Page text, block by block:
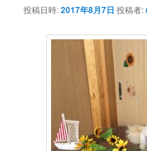
投稿日時:2017年8月7日 投稿者: